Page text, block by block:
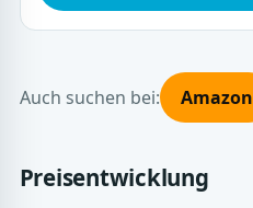
Auch suchen bei: Amazon
Preisentwicklung